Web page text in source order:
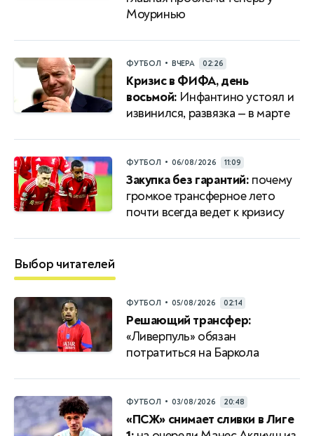
Моуринью
ФУТБОЛ • ВЧЕРА 02:26
Кризис в ФИФА, день
восьмой: Инфантино устоял и
извинился, развязка — в марте
ФУТБОЛ • 06/08/2026 11:09
Закупка без гарантий: почему
громкое трансферное лето
почти всегда ведет к кризису
Выбор читателей
ФУТБОЛ • 05/08/2026 02:14
Решающий трансфер:
«Ливерпуль» обязан
потратиться на Баркола
ФУТБОЛ • 03/08/2026 20:48
«ПСЖ» снимает сливки в Лиге